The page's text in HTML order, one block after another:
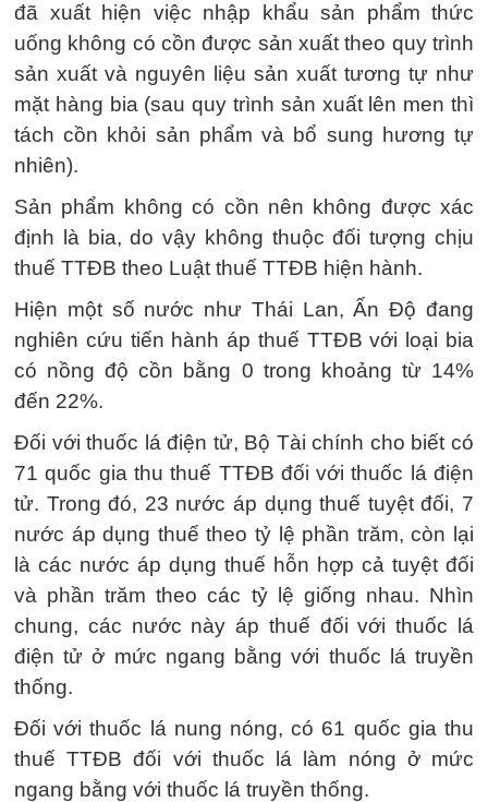
đã xuất hiện việc nhập khẩu sản phẩm thức
uống không có cồn được sản xuất theo quy trình
sản xuất và nguyên liệu sản xuất tương tự như
mặt hàng bia (sau quy trình sản xuất lên men thì
tách cồn khỏi sản phẩm và bổ sung hương tự
nhiên).
Sản phẩm không có cồn nên không được xác
định là bia, do vậy không thuộc đối tượng chịu
thuế TTĐB theo Luật thuế TTĐB hiện hành.
Hiện một số nước như Thái Lan, Ấn Độ đang
nghiên cứu tiến hành áp thuế TTĐB với loại bia
có nồng độ cồn bằng 0 trong khoảng từ 14%
đến 22%.
Đối với thuốc lá điện tử, Bộ Tài chính cho biết có
71 quốc gia thu thuế TTĐB đối với thuốc lá điện
tử. Trong đó, 23 nước áp dụng thuế tuyệt đối, 7
nước áp dụng thuế theo tỷ lệ phần trăm, còn lại
là các nước áp dụng thuế hỗn hợp cả tuyệt đối
và phần trăm theo các tỷ lệ giống nhau. Nhìn
chung, các nước này áp thuế đối với thuốc lá
điện tử ở mức ngang bằng với thuốc lá truyền
thống.
Đối với thuốc lá nung nóng, có 61 quốc gia thu
thuế TTĐB đối với thuốc lá làm nóng ở mức
ngang bằng với thuốc lá truyền thống.